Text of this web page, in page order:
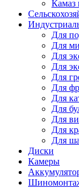
Камаз
Для
Для
Для
Для
Для
Для
Для
Для
Для
Для
Для
Диски
Камеры